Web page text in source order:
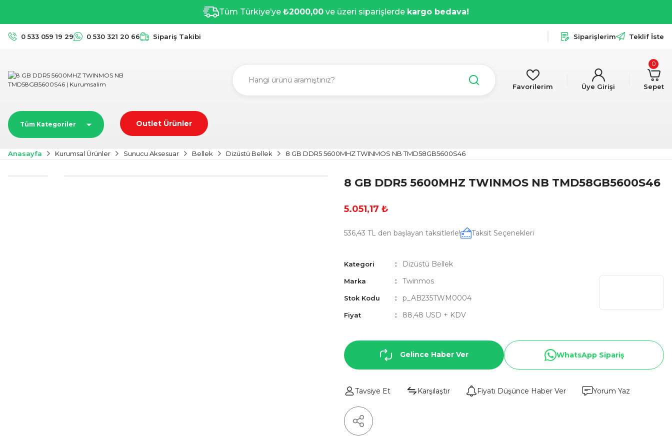
Tüm Türkiye’ye ₺2000,00 ve üzeri siparişlerde kargo bedava!
0 533 059 19 29 0 530 321 20 66 Sipariş Takibi Siparişlerim Teklif İste
Favorilerim Üye Girişi Sepet
0
Tüm Kategoriler Outlet Ürünler
Anasayfa Kurumsal Ürünler Sunucu Aksesuar Bellek Dizüstü Bellek 8 GB DDR5 5600MHZ TWINMOS NB TMD58GB5600S46
8 GB DDR5 5600MHZ TWINMOS NB TMD58GB5600S46
5.051,17 ₺
536,43 TL den başlayan taksitlerle! Taksit Seçenekleri
Kategori Dizüstü Bellek
Marka Twinmos
Stok Kodu p_AB235TWM0004
Fiyat 88,48 USD + KDV
Gelince Haber Ver WhatsApp Sipariş
Tavsiye Et Karşılaştır Fiyatı Düşünce Haber Ver Yorum Yaz